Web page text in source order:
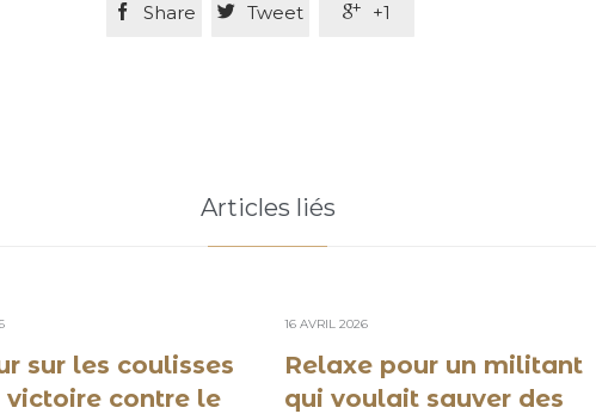
 Share  Tweet  +1
Articles liés
sur les coulisses
victoire contre le
16 AVRIL 2026
Relaxe pour un militant
qui voulait sauver des